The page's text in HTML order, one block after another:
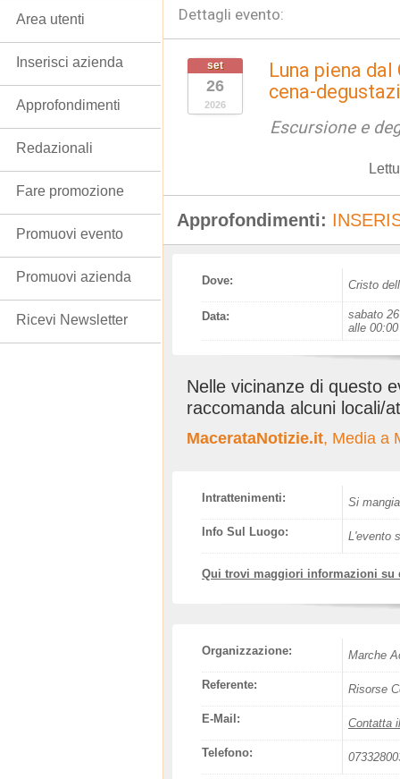
Dettagli evento:
set
26
2026
Luna piena
cena-
Escursione e
Approfondimenti:
Dove: Cristo
Data:
sabato
alle 00:00
Nelle vicinanze di questo
raccomanda alcuni locali/
MacerataNotizie.it, Media a
Intrattenimenti: Si mangia
Info Sul Luogo: L'evento
Qui trovi maggiori informazioni su
Organizzazione: Marche
Referente: Risorse
E-Mail: Contatta
Telefono:
Area utenti
Inserisci azienda
Approfondimenti
Redazionali
Fare promozione
Promuovi evento
Promuovi azienda
Ricevi Newsletter